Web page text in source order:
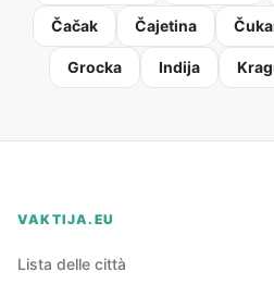
Čačak Čajetina
Grocka Indija
VAKTIJA.EU
Lista delle città